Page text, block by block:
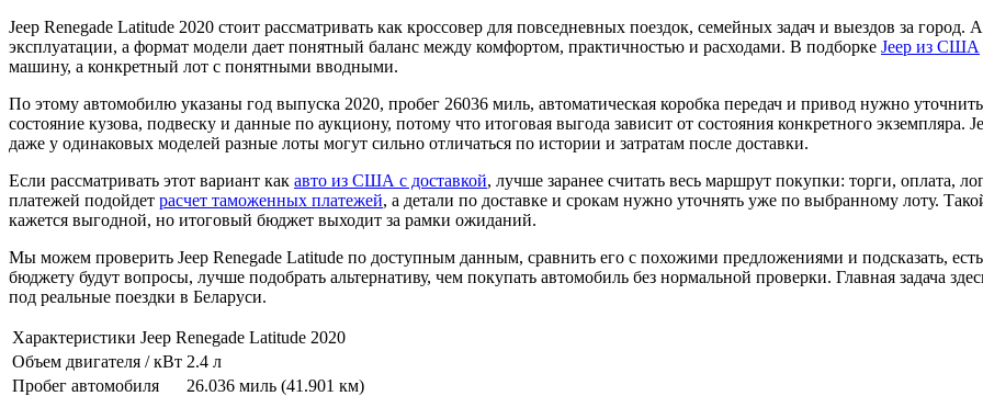
Jeep Renegade Latitude 2020 стоит рассматривать как кроссовер для повседневных поездок, семейных задач и выездов за
эксплуатации, а формат модели дает понятный баланс между комфортом, практичностью и расходами. В подборке Jeep из США
машину, а конкретный лот с понятными вводными.
По этому автомобилю указаны год выпуска 2020, пробег 26036 миль, автоматическая коробка передач и привод нужно
состояние кузова, подвеску и данные по аукциону, потому что итоговая выгода зависит от состояния конкретного экземпляра.
даже у одинаковых моделей разные лоты могут сильно отличаться по истории и затратам после доставки.
Если рассматривать этот вариант как авто из США с доставкой, лучше заранее считать весь маршрут покупки: торги, оплата,
платежей подойдет расчет таможенных платежей, а детали по доставке и срокам нужно уточнять уже по выбранному лоту.
кажется выгодной, но итоговый бюджет выходит за рамки ожиданий.
Мы можем проверить Jeep Renegade Latitude по доступным данным, сравнить его с похожими предложениями и подсказать,
бюджету будут вопросы, лучше подобрать альтернативу, чем покупать автомобиль без нормальной проверки. Главная задача
под реальные поездки в Беларуси.
Характеристики Jeep Renegade Latitude 2020
Объем двигателя / кВт 2.4 л
Пробег автомобиля
26.036 миль (41.901 км)